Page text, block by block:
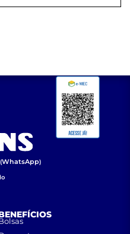
trabalho em
WhatsApp)